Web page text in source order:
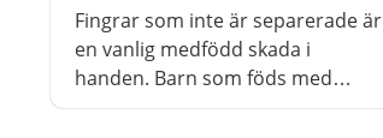
Fingrar som inte är separerade är
en vanlig medfödd skada i
handen. Barn som föds med